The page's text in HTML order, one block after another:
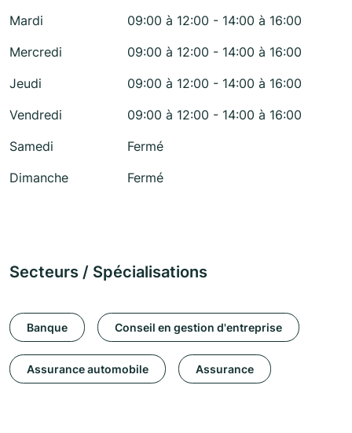
Mardi
09:00 à 12:00 - 14:00 à 16:00
Mercredi
09:00 à 12:00 - 14:00 à 16:00
Jeudi
09:00 à 12:00 - 14:00 à 16:00
Vendredi
09:00 à 12:00 - 14:00 à 16:00
Samedi
Fermé
Dimanche
Fermé
Secteurs / Spécialisations
Banque Conseil en gestion d'entreprise
Assurance automobile Assurance